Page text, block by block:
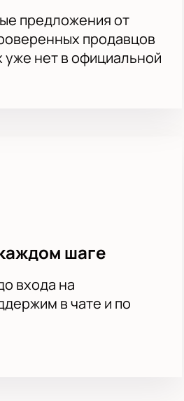
предложения от
продавцов
нет в официальной
шаге
входа на
в чате и по